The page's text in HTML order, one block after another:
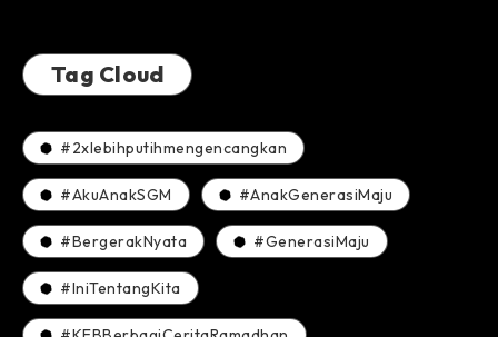
Tag Cloud
#2xlebihputihmengencangkan
#AkuAnakSGM #AnakGenerasiMaju
#BergerakNyata #GenerasiMaju
#IniTentangKita